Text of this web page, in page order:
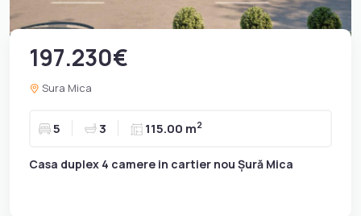
197.230€
Sura Mica
5 3 115.00 m2
Casa duplex 4 camere in cartier nou Șură Mica